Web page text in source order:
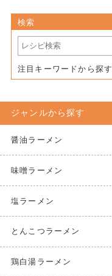
検索
注目キーワードから探す
ジャンルから探す
醤油ラーメン
味噌ラーメン
塩ラーメン
とんこつラーメン
鶏白湯ラーメン